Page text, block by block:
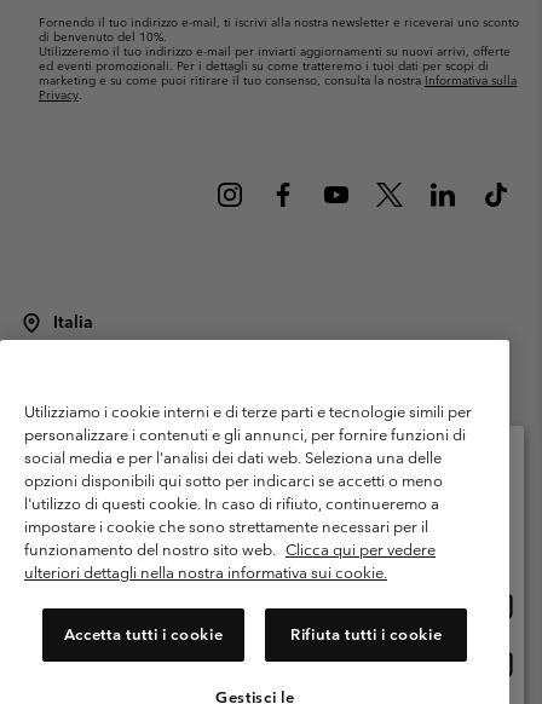
Fornendo il tuo indirizzo e-mail, ti iscrivi alla nostra newsletter e riceverai uno sconto
di benvenuto del 10%.
Utilizzeremo il tuo indirizzo e-mail per inviarti aggiornamenti su nuovi arrivi, offerte
ed eventi promozionali. Per i dettagli su come tratteremo i tuoi dati per scopi di
marketing e su come puoi ritirare il tuo consenso, consulta la nostra Informativa sulla
Privacy
Italia
Termini di utilizzo
Condizioni Generali di Venditaa
Garanzia
Politica sulla privacy
Termini e condizioni del programma di membership
Condizioni di utilizzo dei contenuti generati dagli utenti
Impressum
Cookies
Public CBCR
Servizio clienti: Lun. - ven. 9:00 - 13:00 & 14:00- 18:00
(+)390694804176
Utilizziamo i cookie interni e di terze parti e tecnologie simili per
personalizzare i contenuti e gli annunci, per fornire funzioni di
social media e per l'analisi dei dati web. Seleziona una delle
opzioni disponibili qui sotto per indicarci se accetti o meno
l'utilizzo di questi cookie. In caso di rifiuto, continueremo a
impostare i cookie che sono strettamente necessari per il
funzionamento del nostro sito web. Clicca qui per vedere
ulteriori dettagli nella nostra informativa sui cookie.
Accetta tutti i cookie Rifiuta tutti i cookie
Gestisci le
Seleziona il paese di spedizione e la lingua
Shopping online disponibile
online
Italia
online